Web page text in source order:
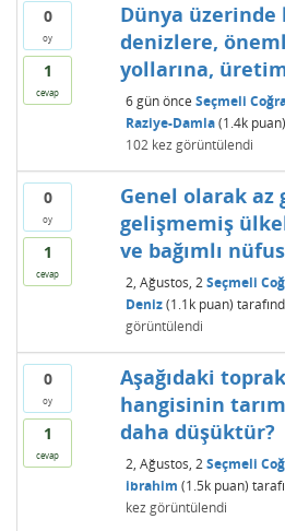
0
oy
1
cevap
Dünya
denizlere,
yollarına,
6 günönce Seçmeli
Raziye-Damla (1.4kpuan)
102kez görüntülendi
0
oy
1
cevap
Genel olarak az
gelişmemiş
ve bağımlı
2, Ağustos, 2 Seçmeli
Deniz (1.1kpuan)
görüntülendi
0
oy
1
cevap
Aşağıdaki
hangisinin
daha düşüktür?
2, Ağustos, 2 Seçmeli
ibrahim (1.5kpuan)
kez görüntülendi